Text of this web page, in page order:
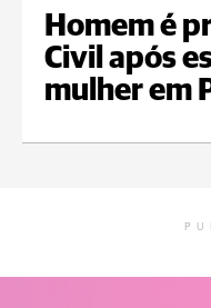
Homem é
Civil após
mulher em